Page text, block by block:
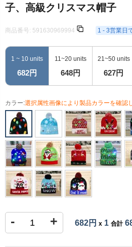
子、高級クリスマス帽子
商品番号: 591630969994 1 - 3営業日
1 ~ 10 units
682円
11~20 units
648円
21~50 units
627円
カラー:選択属性画像により製品カラーを確認
- + 682円 x 1 合計